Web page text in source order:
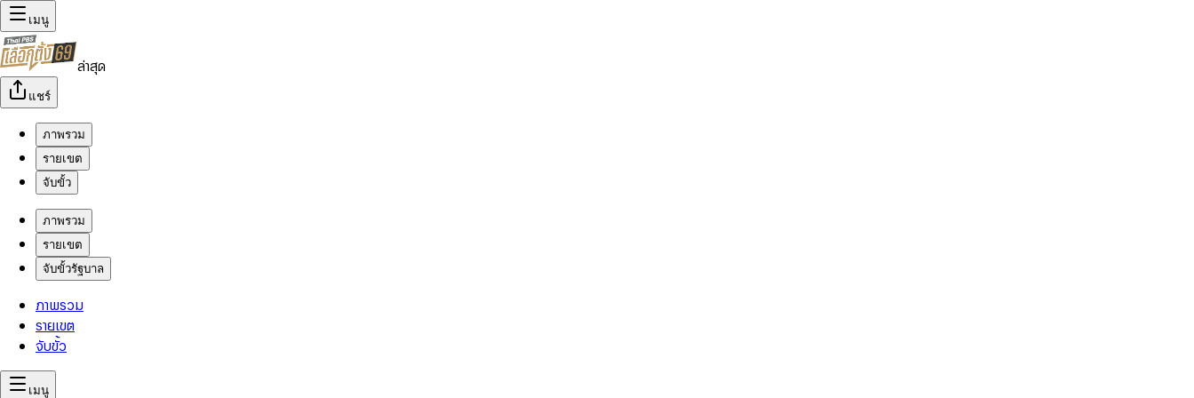
เมนู
ล่าสุด
แชร์
ภาพรวม
รายเขต
จับขั้ว
ภาพรวม
รายเขต
จับขั้วรัฐบาล
ภาพรวม
รายเขต
จับขั้ว
เมนู